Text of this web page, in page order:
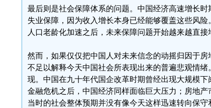
最后则是社会保障体系的问题。中国经济高速增长
失业保障，因为收入增长本身已经能够覆盖这些风险
人口老龄化加速之后，未来保障问题开始越来越直接
然而，如果仅仅把中国人对未来信念的动摇归因于
不足以解释今天中国社会所表现出来的普遍悲观情
现。中国在九十年代国企改革时期曾经出现大规模
金融危机之后，中国经济同样面临巨大压力；房地
当时的社会整体预期并没有像今天这样迅速转向保守